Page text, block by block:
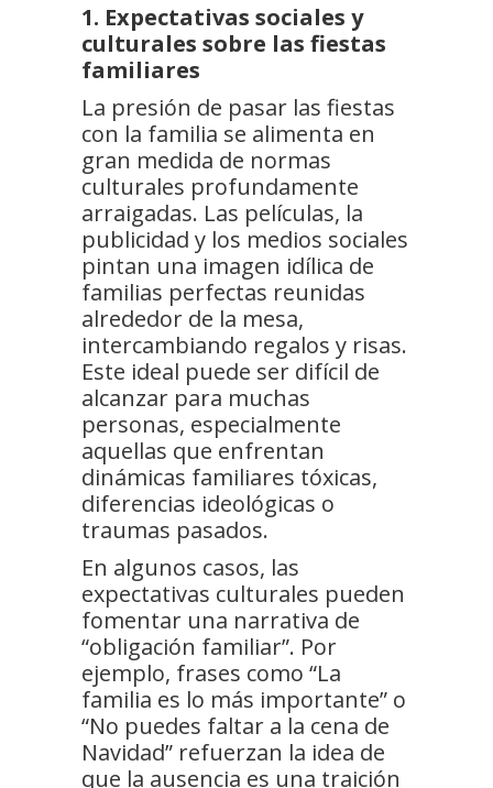
1. Expectativas sociales y
culturales sobre las fiestas
familiares
La presión de pasar las fiestas
con la familia se alimenta en
gran medida de normas
culturales profundamente
arraigadas. Las películas, la
publicidad y los medios sociales
pintan una imagen idílica de
familias perfectas reunidas
alrededor de la mesa,
intercambiando regalos y risas.
Este ideal puede ser difícil de
alcanzar para muchas
personas, especialmente
aquellas que enfrentan
dinámicas familiares tóxicas,
diferencias ideológicas o
traumas pasados.
En algunos casos, las
expectativas culturales pueden
fomentar una narrativa de
“obligación familiar”. Por
ejemplo, frases como “La
familia es lo más importante” o
“No puedes faltar a la cena de
Navidad” refuerzan la idea de
que la ausencia es una traición